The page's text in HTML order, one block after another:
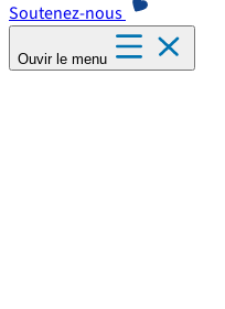
Soutenez-nous
Ouvir le menu